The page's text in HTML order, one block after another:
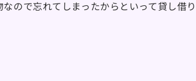
ので忘れてしまったからといって貸し借